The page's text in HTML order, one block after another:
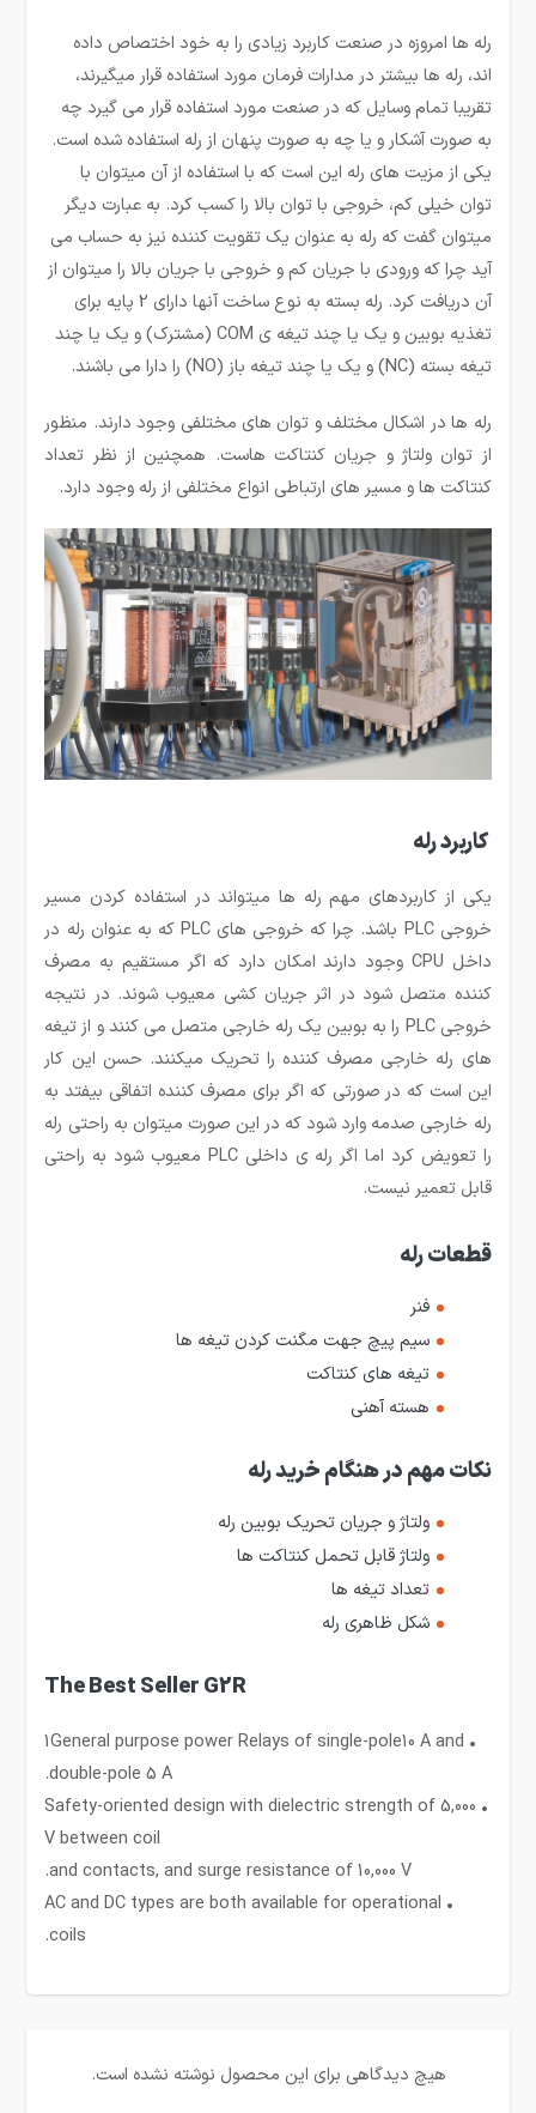
رله ها امروزه در صنعت کاربرد زیادی را به خود اختصاص داده
اند، رله ­ها بیشتر در مدارات فرمان مورد استفاده قرار می­گیرند،
تقریبا تمام وسایل که در صنعت مورد استفاده قرار می گیرد چه
به صورت آشکار و یا چه به صورت پنهان از رله استفاده شده است.
یکی از مزیت­ های رله این است که با استفاده از آن میتوان با
توان خیلی کم، خروجی با توان بالا را کسب کرد. به عبارت دیگر
می­توان گفت که رله به عنوان یک تقویت کننده نیز به حساب می
آید چرا که ورودی با جریان کم و خروجی با جریان بالا را میتوان از
آن دریافت کرد. رله بسته به نوع ساخت آنها دارای 2 پایه برای
تغذیه بوبین و یک یا چند تیغه ی COM (مشترک) و یک یا چند
تیغه بسته (NC) و یک یا چند تیغه باز (NO) را دارا می باشند.
رله ها در اشکال مختلف و توان های مختلفی وجود دارند. منظور
از توان ولتاژ و جریان کنتاکت هاست. همچنین از نظر تعداد
کنتاکت ها و مسیر های ارتباطی انواع مختلفی از رله وجود دارد.
کاربرد رله
یکی از کاربردهای مهم رله ها می­تواند در استفاده کردن مسیر
خروجی PLC باشد. چرا که خروجی های PLC که به عنوان رله در
داخل CPU وجود دارند امکان دارد که اگر مستقیم به مصرف
کننده متصل شود در اثر جریان کشی معیوب شوند. در نتیجه
خروجی PLC را به بوبین یک رله خارجی متصل می کنند و از تیغه
های رله خارجی مصرف کننده را تحریک می­کنند. حسن این کار
این است که در صورتی که اگر برای مصرف کننده اتفاقی بیفتد به
رله خارجی صدمه وارد شود که در این صورت می­توان به راحتی رله
را تعویض کرد اما اگر رله­ ی داخلی PLC معیوب شود به راحتی
قابل تعمیر نیست.
قطعات رله
فنر
سیم پیچ جهت مگنت کردن تیغه ها
تیغه های کنتاکت
هسته آهنی
نکات مهم در هنگام خرید رله
ولتاژ و جریان تحریک بوبین رله
ولتاژ قابل تحمل کنتاکت ها
تعداد تیغه ها
شکل ظاهری رله
The Best Seller G2R
• 1General purpose power Relays of single-pole10 A and
double-pole 5 A.
• Safety-oriented design with dielectric strength of 5,000
V between coil
and contacts, and surge resistance of 10,000 V.
• AC and DC types are both available for operational
coils.
هیچ دیدگاهی برای این محصول نوشته نشده است.